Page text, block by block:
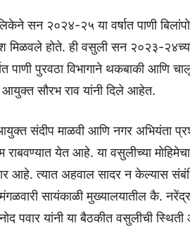
सन २०२४-२५ या वर्षात पाणी
मिळवले होते. ही वसुली सन २०२३-
पाणी पुरवठा विभागाने थकबाकी आणि
आयुक्त सौरभ राव यांनी दिले आहेत.
संदीप माळवी आणि नगर अभियंता
राबवण्यात येत आहे. या वसुलीच्या मोहिमेचा
आहे. त्यात अहवाल सादर न केल्यास
मंगळवारी सायंकाळी मुख्यालयातील कै.
पवार यांनी या बैठकीत वसुलीची